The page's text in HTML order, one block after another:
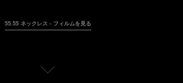
55.55 ネックレス - フィルムを見る